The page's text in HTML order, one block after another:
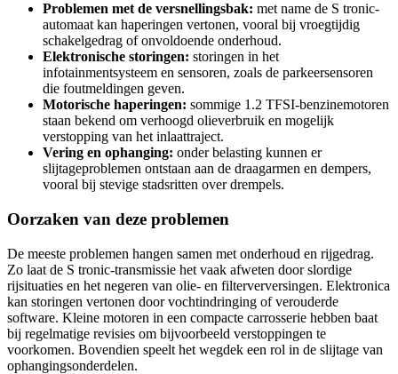
Problemen met de versnellingsbak: met name de S tronic-
automaat kan haperingen vertonen, vooral bij vroegtijdig
schakelgedrag of onvoldoende onderhoud.
Elektronische storingen: storingen in het
infotainmentsysteem en sensoren, zoals de parkeersensoren
die foutmeldingen geven.
Motorische haperingen: sommige 1.2 TFSI-benzinemotoren
staan bekend om verhoogd olieverbruik en mogelijk
verstopping van het inlaattraject.
Vering en ophanging: onder belasting kunnen er
slijtageproblemen ontstaan aan de draagarmen en dempers,
vooral bij stevige stadsritten over drempels.
Oorzaken van deze problemen
De meeste problemen hangen samen met onderhoud en rijgedrag.
Zo laat de S tronic-transmissie het vaak afweten door slordige
rijsituaties en het negeren van olie- en filterverversingen. Elektronica
kan storingen vertonen door vochtindringing of verouderde
software. Kleine motoren in een compacte carrosserie hebben baat
bij regelmatige revisies om bijvoorbeeld verstoppingen te
voorkomen. Bovendien speelt het wegdek een rol in de slijtage van
ophangingsonderdelen.